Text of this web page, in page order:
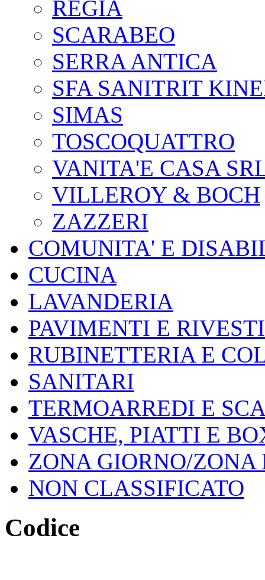
REGIA
SCARABEO
SERRA ANTICA
SFA SANITRIT
SIMAS
TOSCOQUATTRO
VANITA'E CASA
VILLEROY & BOCH
ZAZZERI
COMUNITA' E
CUCINA
LAVANDERIA
PAVIMENTI E
RUBINETTERIA E
SANITARI
TERMOARREDI E
VASCHE, PIATTI E
ZONA GIORNO/ZONA
NON CLASSIFICATO
Codice